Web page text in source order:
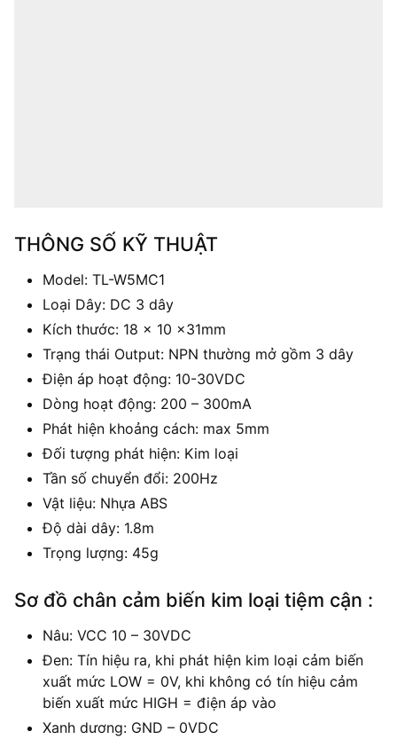
THÔNG SỐ KỸ THUẬT
Model: TL-W5MC1
Loại Dây: DC 3 dây
Kích thước: 18 x 10 x31mm
Trạng thái Output: NPN thường mở gồm 3 dây
Điện áp hoạt động: 10-30VDC
Dòng hoạt động: 200 – 300mA
Phát hiện khoảng cách: max 5mm
Đối tượng phát hiện: Kim loại
Tần số chuyển đổi: 200Hz
Vật liệu: Nhựa ABS
Độ dài dây: 1.8m
Trọng lượng: 45g
Sơ đồ chân cảm biến kim loại tiệm cận :
Nâu: VCC 10 – 30VDC
Đen: Tín hiệu ra, khi phát hiện kim loại cảm biến
xuất mức LOW = 0V, khi không có tín hiệu cảm
biến xuất mức HIGH = điện áp vào
Xanh dương: GND – 0VDC